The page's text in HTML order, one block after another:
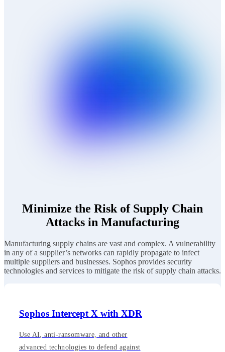
Minimize the Risk of Supply Chain
Attacks in Manufacturing
Manufacturing supply chains are vast and complex. A vulnerability
in any of a supplier’s networks can rapidly propagate to infect
multiple suppliers and businesses. Sophos provides security
technologies and services to mitigate the risk of supply chain attacks.
Sophos Intercept X with XDR
Use AI, anti-ransomware, and other
advanced technologies to defend against